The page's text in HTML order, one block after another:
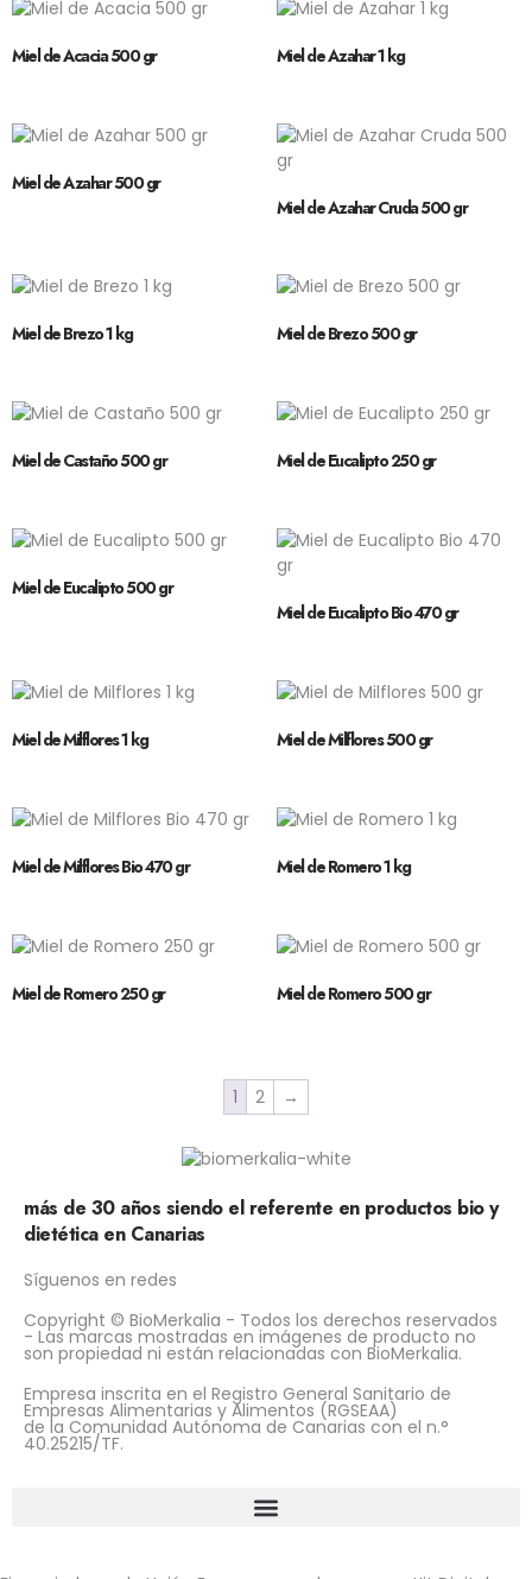
Miel de Acacia 500 gr Miel de Azahar 1 kg
Miel de Azahar 500 gr
Miel de Azahar Cruda 500 gr
Miel de Brezo 1 kg Miel de Brezo 500 gr
Miel de Castaño 500 gr Miel de Eucalipto 250 gr
Miel de Eucalipto 500 gr
Miel de Eucalipto Bio 470 gr
Miel de Milflores 1 kg Miel de Milflores 500 gr
Miel de Milflores Bio 470 gr Miel de Romero 1 kg
Miel de Romero 250 gr Miel de Romero 500 gr
1 2 →
más de 30 años siendo el referente en productos bio y
dietética en Canarias
Síguenos en redes
Copyright © BioMerkalia - Todos los derechos reservados
- Las marcas mostradas en imágenes de producto no
son propiedad ni están relacionadas con BioMerkalia.
Empresa inscrita en el Registro General Sanitario de
Empresas Alimentarias y Alimentos (RGSEAA)
de la Comunidad Autónoma de Canarias con el n.°
40.25215/TF.